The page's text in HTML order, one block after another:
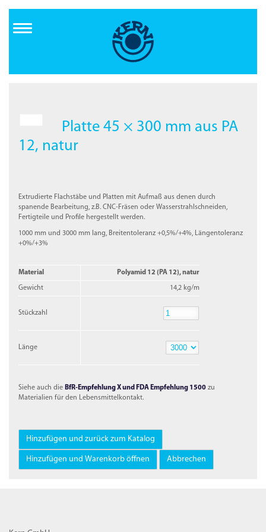
Inhalt
Platte 45 × 300 mm aus PA
12, natur
Extrudierte Flachstäbe und Platten mit Aufmaß aus denen durch
spanende Bearbeitung, z.B. CNC-Fräsen oder Wasserstrahlschneiden,
Fertigteile und Profile hergestellt werden.
1000 mm und 3000 mm lang, Breitentoleranz +0,5%/+4%, Längentoleranz
+0%/+3%
Material Polyamid 12 (PA 12), natur
Gewicht 14,2 kg/m
Stückzahl
Länge
Siehe auch dieBfR-Empfehlung X und FDA Empfehlung 1500 zu
Materialien für den Lebensmittelkontakt.